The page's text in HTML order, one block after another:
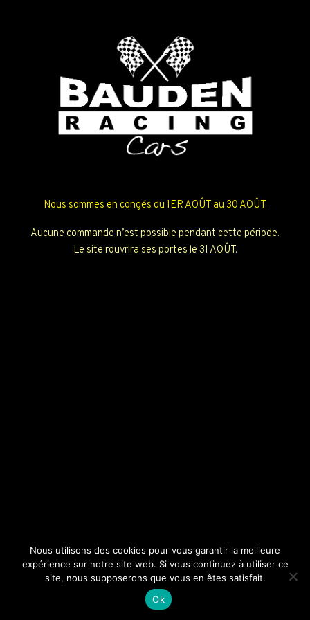
Nous sommes en congés du 1ER AOÛT au 30 AOÛT.
Aucune commande n’est possible pendant cette période.
Le site rouvrira ses portes le 31 AOÛT.
Nous utilisons des cookies pour vous garantir la meilleure
expérience sur notre site web. Si vous continuez à utiliser ce
site, nous supposerons que vous en êtes satisfait.
Ok